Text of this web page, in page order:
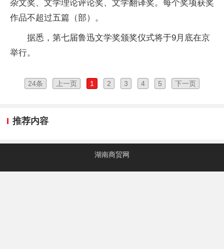
杂文奖、文学理论评论奖、文学翻译奖。每个奖项获奖
作品不超过五篇（部）。
据悉，第七届鲁迅文学奖颁奖仪式将于9月底在京
举行。
24条 上一页 1 2 3 4 5 下一页
推荐内容
湖南商贸网